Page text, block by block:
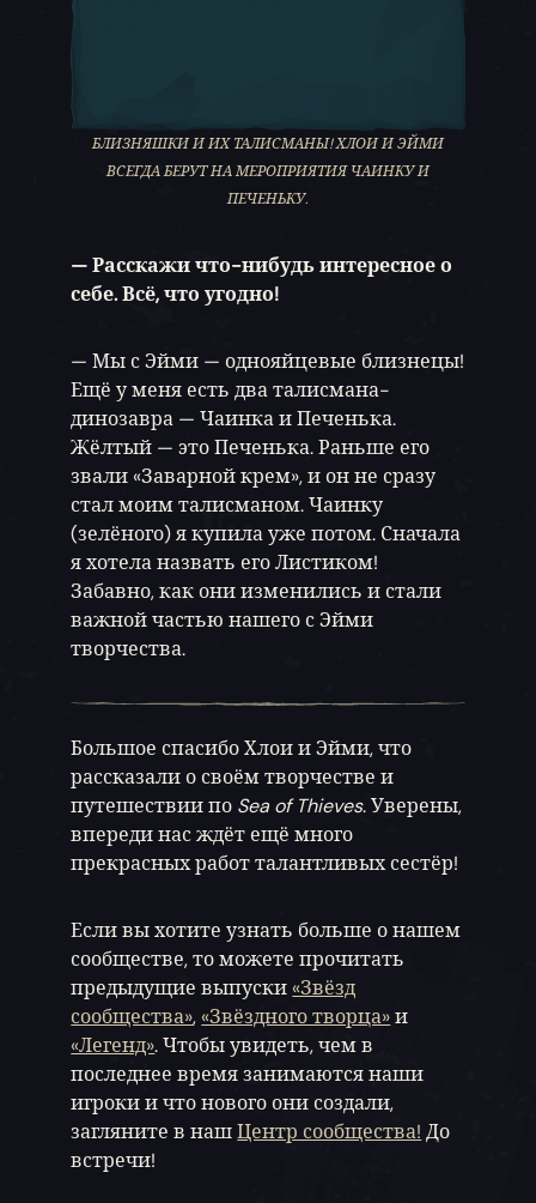
БЛИЗНЯШКИ И ИХ ТАЛИСМАНЫ! ХЛОИ И ЭЙМИ
ВСЕГДА БЕРУТ НА МЕРОПРИЯТИЯ ЧАИНКУ И
ПЕЧЕНЬКУ.
— Расскажи что-нибудь интересное о
себе. Всё, что угодно!
— Мы с Эйми — однояйцевые близнецы!
Ещё у меня есть два талисмана-
динозавра — Чаинка и Печенька.
Жёлтый — это Печенька. Раньше его
звали «Заварной крем», и он не сразу
стал моим талисманом. Чаинку
(зелёного) я купила уже потом. Сначала
я хотела назвать его Листиком!
Забавно, как они изменились и стали
важной частью нашего с Эйми
творчества.
Большое спасибо Хлои и Эйми, что
рассказали о своём творчестве и
путешествии по Sea of Thieves. Уверены,
впереди нас ждёт ещё много
прекрасных работ талантливых сестёр!
Если вы хотите узнать больше о нашем
сообществе, то можете прочитать
предыдущие выпуски«Звёзд
сообщества»,«Звёздного творца»и
«Легенд». Чтобы увидеть, чем в
последнее время занимаются наши
игроки и что нового они создали,
загляните в нашЦентр сообщества! До
встречи!